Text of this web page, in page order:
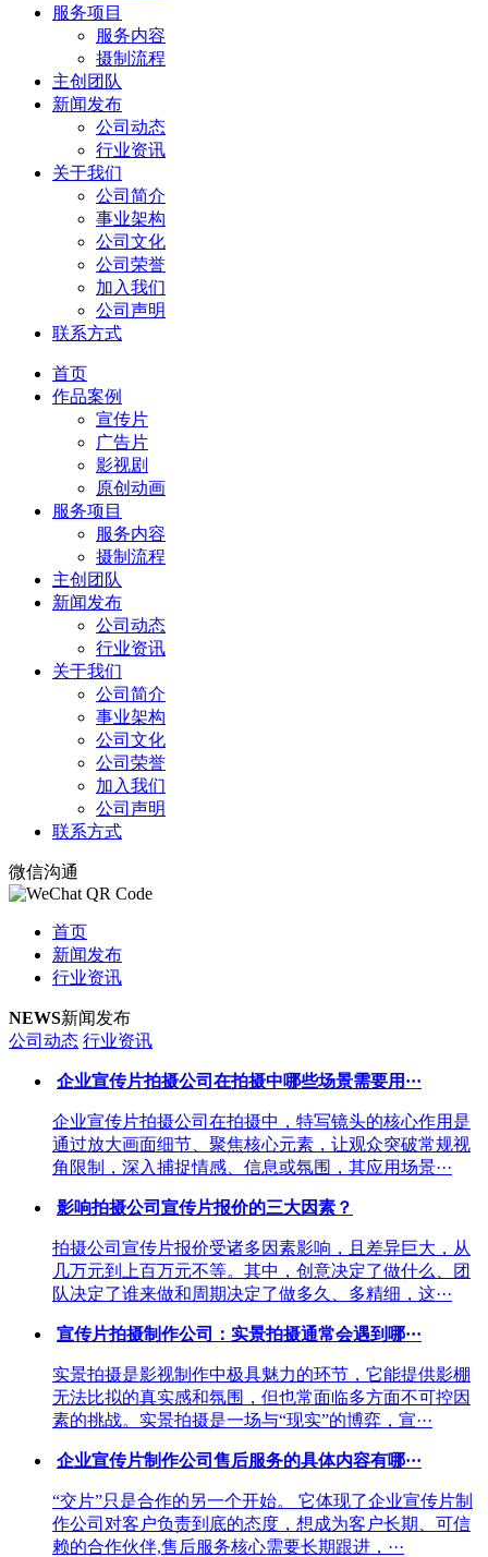
服务项目
服务内容
摄制流程
主创团队
新闻发布
公司动态
行业资讯
关于我们
公司简介
事业架构
公司文化
公司荣誉
加入我们
公司声明
联系方式
首页
作品案例
宣传片
广告片
影视剧
原创动画
服务项目
服务内容
摄制流程
主创团队
新闻发布
公司动态
行业资讯
关于我们
公司简介
事业架构
公司文化
公司荣誉
加入我们
公司声明
联系方式
微信沟通
首页
新闻发布
行业资讯
NEWS新闻发布
公司动态 行业资讯
企业宣传片拍摄公司在拍摄中哪些场景需要用···
企业宣传片拍摄公司在拍摄中，特写镜头的核心作用是
通过放大画面细节、聚焦核心元素，让观众突破常规视
角限制，深入捕捉情感、信息或氛围，其应用场景···
影响拍摄公司宣传片报价的三大因素？
拍摄公司宣传片报价受诸多因素影响，且差异巨大，从
几万元到上百万元不等。其中，创意决定了做什么、团
队决定了谁来做和周期决定了做多久、多精细，这···
宣传片拍摄制作公司：实景拍摄通常会遇到哪···
实景拍摄是影视制作中极具魅力的环节，它能提供影棚
无法比拟的真实感和氛围，但也常面临多方面不可控因
素的挑战。实景拍摄是一场与“现实”的博弈，宣···
企业宣传片制作公司售后服务的具体内容有哪···
“交片”只是合作的另一个开始。 它体现了企业宣传片制
作公司对客户负责到底的态度，想成为客户长期、可信
赖的合作伙伴,售后服务核心需要长期跟进，···